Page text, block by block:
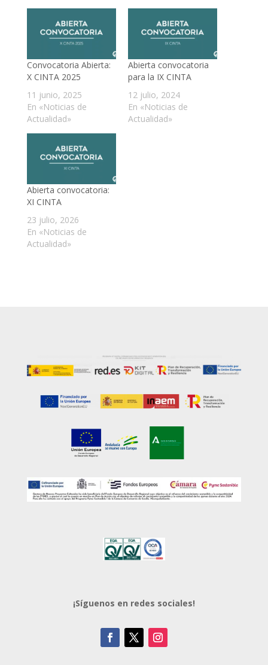
Convocatoria Abierta:
X CINTA 2025
11 junio, 2025
En «Noticias de
Actualidad»
Abierta convocatoria
para la IX CINTA
12 julio, 2024
En «Noticias de
Actualidad»
Abierta convocatoria:
XI CINTA
23 julio, 2026
En «Noticias de
Actualidad»
¡Síguenos en redes sociales!